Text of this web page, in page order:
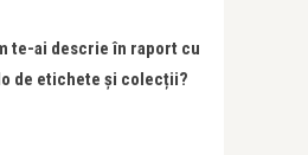
te-ai descrie în raport cu
de etichete și colecții?